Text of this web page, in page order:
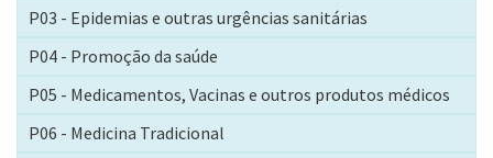
P03 - Epidemias e outras urgências sanitárias
P04 - Promoção da saúde
P05 - Medicamentos, Vacinas e outros produtos médicos
P06 - Medicina Tradicional